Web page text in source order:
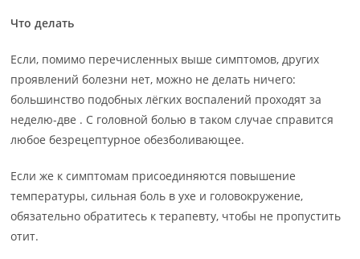
Что делать
Если, помимо перечисленных выше симптомов, других
проявлений болезни нет, можно не делать ничего:
большинство подобных лёгких воспалений проходят за
неделю-две . С головной болью в таком случае справится
любое безрецептурное обезболивающее.
Если же к симптомам присоединяются повышение
температуры, сильная боль в ухе и головокружение,
обязательно обратитесь к терапевту, чтобы не пропустить
отит.